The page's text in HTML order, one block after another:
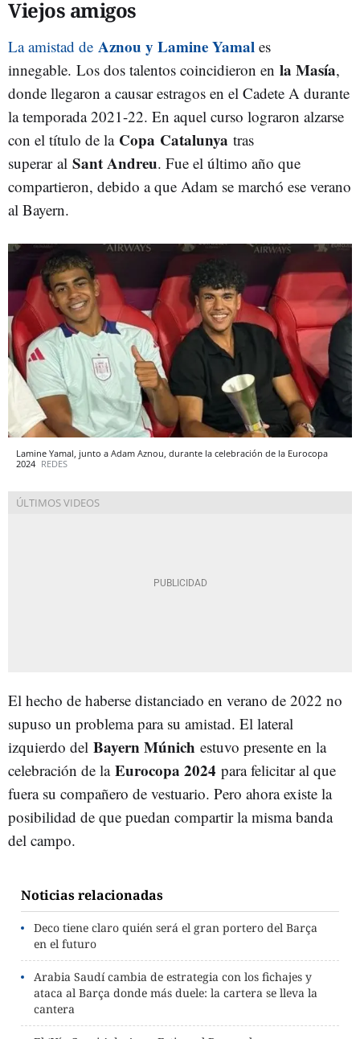
Viejos amigos
La amistad de Aznou y Lamine Yamal es
innegable. Los dos talentos coincidieron en la Masía,
donde llegaron a causar estragos en el Cadete A durante
la temporada 2021-22. En aquel curso lograron alzarse
con el título de la Copa Catalunya tras
superar al Sant Andreu. Fue el último año que
compartieron, debido a que Adam se marchó ese verano
al Bayern.
Lamine Yamal, junto a Adam Aznou, durante la celebración de la Eurocopa
2024 REDES
El hecho de haberse distanciado en verano de 2022 no
supuso un problema para su amistad. El lateral
izquierdo del Bayern Múnich estuvo presente en la
celebración de la Eurocopa 2024 para felicitar al que
fuera su compañero de vestuario. Pero ahora existe la
posibilidad de que puedan compartir la misma banda
del campo.
Noticias relacionadas
Deco tiene claro quién será el gran portero del Barça
en el futuro
Arabia Saudí cambia de estrategia con los fichajes y
ataca al Barça donde más duele: la cartera se lleva la
cantera